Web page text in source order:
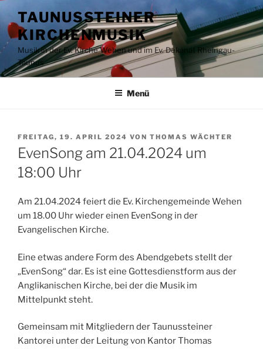
Inhalt
springen
TAUNUSSTEINER
KIRCHENMUSIK
Musik in der Ev. Kirche Wehen und im Ev. Dekanat Rheingau-
Taunus
Menü
VERÖFFENTLICHT
AM
FREITAG, 19. APRIL 2024 VON THOMAS WÄCHTER
EvenSong am 21.04.2024 um
18:00 Uhr
Am 21.04.2024 feiert die Ev. Kirchengemeinde Wehen
um 18.00 Uhr wieder einen EvenSong in der
Evangelischen Kirche.
Eine etwas andere Form des Abendgebets stellt der
„EvenSong“ dar. Es ist eine Gottesdienstform aus der
Anglikanischen Kirche, bei der die Musik im
Mittelpunkt steht.
Gemeinsam mit Mitgliedern der Taunussteiner
Kantorei unter der Leitung von Kantor Thomas